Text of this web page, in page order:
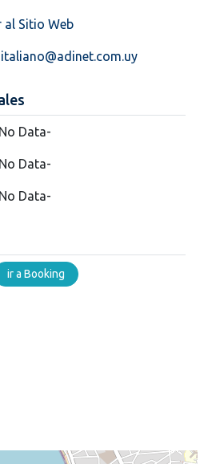
al Sitio Web
Data-
Data-
Data-
ir a Booking